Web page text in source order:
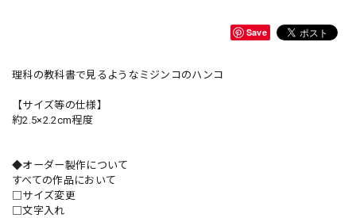
Save
理科の教科書で見るようなミジンコのハンコ
【サイズ等の仕様】
約2.5×2.2cm程度
◆オーダー製作について
すべての作品において
□サイズ変更
□文字入れ